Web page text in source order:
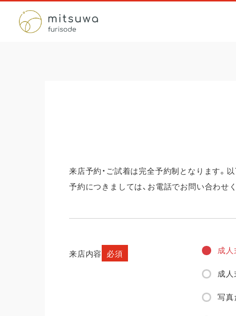
来店予約・ご試着は完全予約制となります。
予約につきましては、お電話でお問い合わせ
来店内容 必須
成人
成人
写